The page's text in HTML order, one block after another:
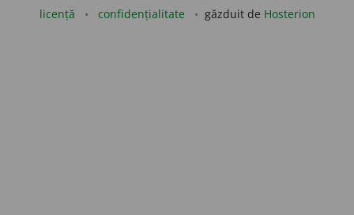
licență confidențialitate găzduit de Hosterion